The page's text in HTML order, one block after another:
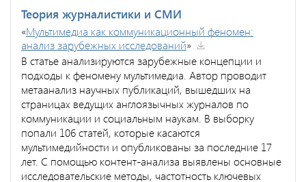
Теория журналистики и СМИ
«Мультимедиа как коммуникационный феномен:
анализ зарубежных исследований»
В статье анализируются зарубежные концепции и
подходы к феномену мультимедиа. Автор проводит
метаанализ научных публикаций, вышедших на
страницах ведущих англоязычных журналов по
коммуникации и социальным наукам. В выборку
попали 106 статей, которые касаются
мультимедийности и опубликованы за последние 17
лет. С помощью контент-анализа выявлены основные
исследовательские методы, частотность ключевых